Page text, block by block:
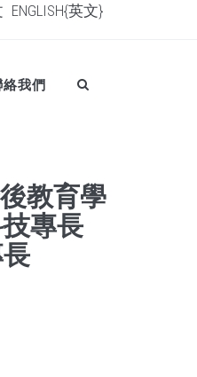
ENGLISH{英文}
絡我們
教育學
專長